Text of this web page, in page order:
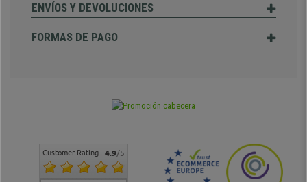
ENVÍOS Y DEVOLUCIONES
FORMAS DE PAGO
Customer Rating 4.9/5